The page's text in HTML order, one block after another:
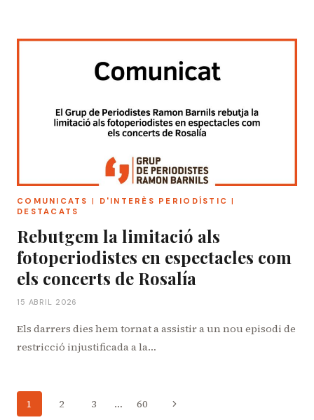
COMUNICATS | D'INTERÈS PERIODÍSTIC |
DESTACATS
Rebutgem la limitació als
fotoperiodistes en espectacles com
els concerts de Rosalía
15 ABRIL 2026
Els darrers dies hem tornat a assistir a un nou episodi de
restricció injustificada a la…
Navegació
1 2 3 … 60
Pàgina